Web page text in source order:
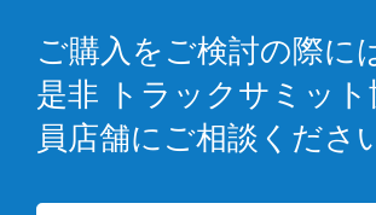
ご購入をご検討の際に
是非 トラックサミッ
員店舗にご相談くださ